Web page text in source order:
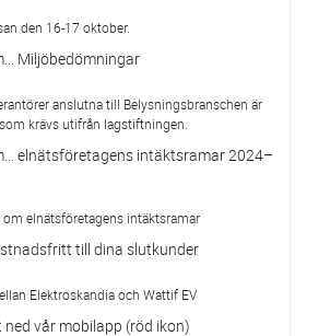
den 16-17 oktober.
Miljöbedömningar
anslutna till Belysningsbranschen är
krävs utifrån lagstiftningen.
elnätsföretagens intäktsramar 2024–
elnätsföretagens intäktsramar
till dina slutkunder
Elektroskandia och Wattif EV
vår mobilapp (röd ikon)